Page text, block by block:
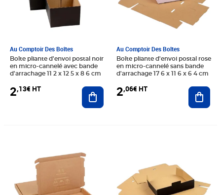
Au Comptoir Des Boîtes
Boîte pliante d'envoi postal noir
en micro-cannelé avec bande
d'arrachage 11 2 x 12 5 x 8 6 cm
2,13€ HT Ajouter au panier
Au Comptoir Des Boîtes
Boîte pliante d'envoi postal rose
en micro-cannelé sans bande
d'arrachage 17 6 x 11 6 x 6 4 cm
2,06€ HT